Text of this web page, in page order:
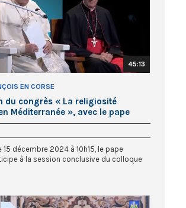
45:13
EN CORSE
du congrès « La religiosité
Méditerranée », avec le pape
15 décembre 2024 à 10h15, le pape
à la session conclusive du colloque